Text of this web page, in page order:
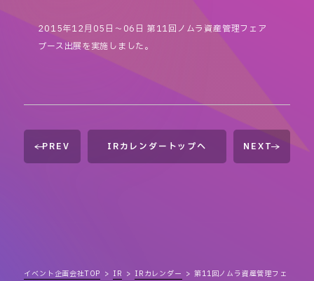
2015年12月05日～06日 第11回ノムラ資産管理フェア
ブース出展を実施しました。
PREV IRカレンダートップへ NEXT
イベント企画会社TOP IR IRカレンダー
第11回ノムラ資産管理フェ